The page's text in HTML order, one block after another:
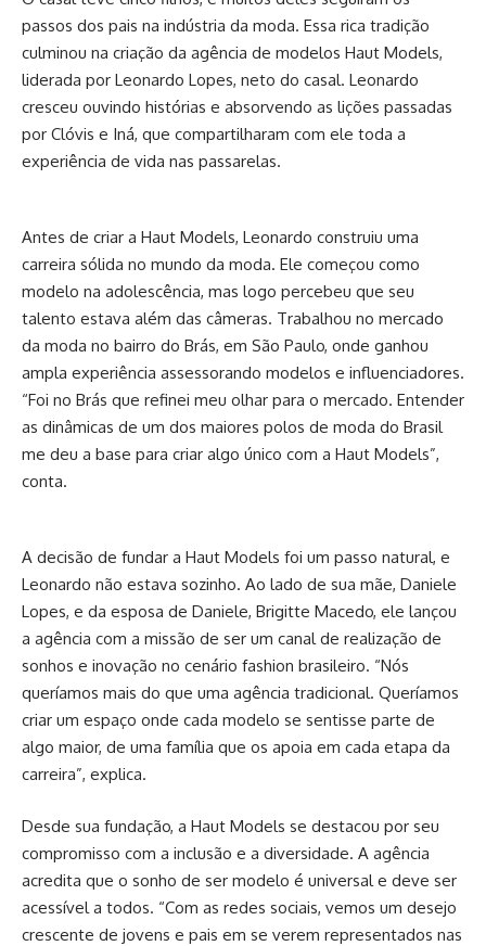
passos dos pais na indústria da moda. Essa rica tradição
culminou na criação da agência de modelos Haut Models,
liderada por Leonardo Lopes, neto do casal. Leonardo
cresceu ouvindo histórias e absorvendo as lições passadas
por Clóvis e Iná, que compartilharam com ele toda a
experiência de vida nas passarelas.
Antes de criar a Haut Models, Leonardo construiu uma
carreira sólida no mundo da moda. Ele começou como
modelo na adolescência, mas logo percebeu que seu
talento estava além das câmeras. Trabalhou no mercado
da moda no bairro do Brás, em São Paulo, onde ganhou
ampla experiência assessorando modelos e influenciadores.
“Foi no Brás que refinei meu olhar para o mercado. Entender
as dinâmicas de um dos maiores polos de moda do Brasil
me deu a base para criar algo único com a Haut Models”,
conta.
A decisão de fundar a Haut Models foi um passo natural, e
Leonardo não estava sozinho. Ao lado de sua mãe, Daniele
Lopes, e da esposa de Daniele, Brigitte Macedo, ele lançou
a agência com a missão de ser um canal de realização de
sonhos e inovação no cenário fashion brasileiro. “Nós
queríamos mais do que uma agência tradicional. Queríamos
criar um espaço onde cada modelo se sentisse parte de
algo maior, de uma família que os apoia em cada etapa da
carreira”, explica.
Desde sua fundação, a Haut Models se destacou por seu
compromisso com a inclusão e a diversidade. A agência
acredita que o sonho de ser modelo é universal e deve ser
acessível a todos. “Com as redes sociais, vemos um desejo
crescente de jovens e pais em se verem representados nas